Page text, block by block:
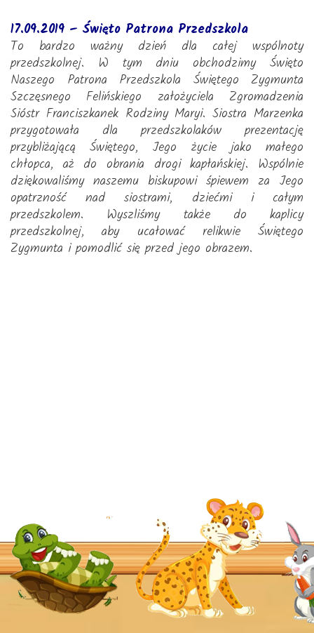
17.09.2019 – Święto Patrona Przedszkola
To bardzo ważny dzień dla całej wspólnoty
przedszkolnej. W tym dniu obchodzimy Święto
Naszego Patrona Przedszkola Świętego Zygmunta
Szczęsnego Felińskiego założyciela Zgromadzenia
Sióstr Franciszkanek Rodziny Maryi. Siostra Marzenka
przygotowała dla przedszkolaków prezentację
przybliżającą Świętego, Jego życie jako małego
chłopca, aż do obrania drogi kapłańskiej. Wspólnie
dziękowaliśmy naszemu biskupowi śpiewem za Jego
opatrzność nad siostrami, dziećmi i całym
przedszkolem. Wyszliśmy także do kaplicy
przedszkolnej, aby ucałować relikwie Świętego
Zygmunta i pomodlić się przed jego obrazem.